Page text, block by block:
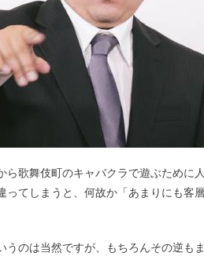
歌舞伎町のキャバクラで遊ぶために
てしまうと、何故か「あまりにも客
のは当然ですが、もちろんその逆も